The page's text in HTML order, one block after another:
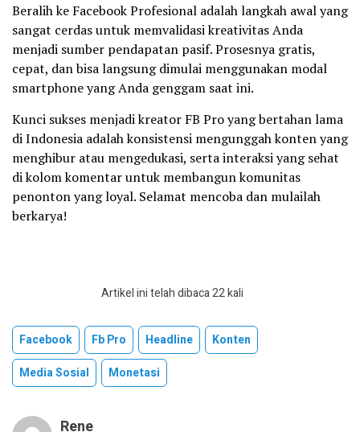
Beralih ke Facebook Profesional adalah langkah awal yang
sangat cerdas untuk memvalidasi kreativitas Anda
menjadi sumber pendapatan pasif. Prosesnya gratis,
cepat, dan bisa langsung dimulai menggunakan modal
smartphone yang Anda genggam saat ini.
Kunci sukses menjadi kreator FB Pro yang bertahan lama
di Indonesia adalah konsistensi mengunggah konten yang
menghibur atau mengedukasi, serta interaksi yang sehat
di kolom komentar untuk membangun komunitas
penonton yang loyal. Selamat mencoba dan mulailah
berkarya!
Artikel ini telah dibaca 22 kali
Facebook Fb Pro Headline
Konten
Media Sosial
Monetasi
Rene